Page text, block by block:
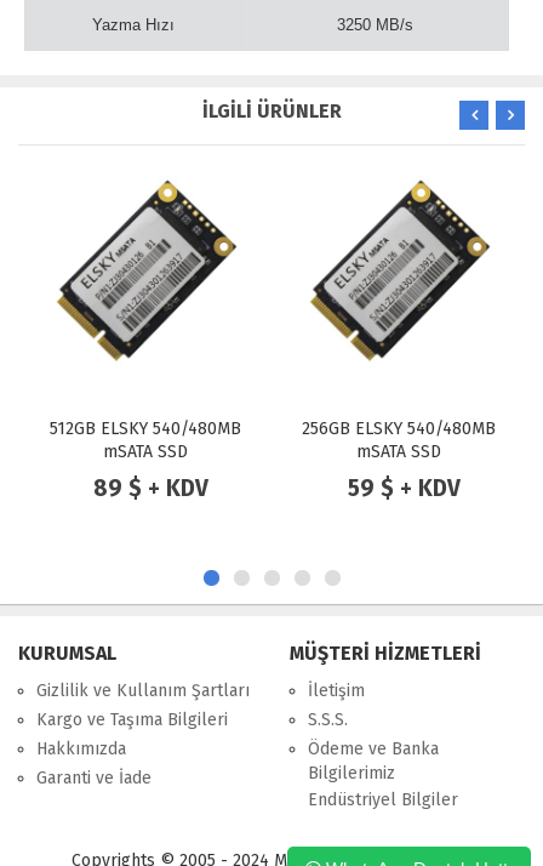
Yazma Hızı 3250 MB/s
İLGİLİ ÜRÜNLER
512GB ELSKY 540/480MB
mSATA SSD
89 $ + KDV
256GB ELSKY 540/480MB
mSATA SSD
59 $ + KDV
KURUMSAL
Gizlilik ve Kullanım Şartları
Kargo ve Taşıma Bilgileri
Hakkımızda
Garanti ve İade
MÜŞTERİ HİZMETLERİ
İletişim
S.S.S.
Ödeme ve Banka
Bilgilerimiz
Endüstriyel Bilgiler
Copyrights © 2005 - 2024 Merpa Bilgi İşlem Ltd. Şti.